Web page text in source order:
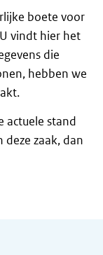
boete voor
vindt hier het
die
hebben we
actuele stand
zaak, dan